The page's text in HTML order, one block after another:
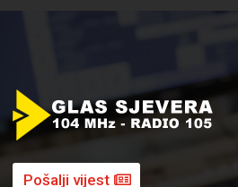
Pošalji vijest